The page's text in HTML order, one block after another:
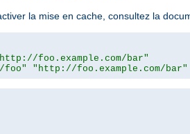
la mise en cache, consultez la
foo.example.com/bar"
foo" "http://foo.example.com/bar"